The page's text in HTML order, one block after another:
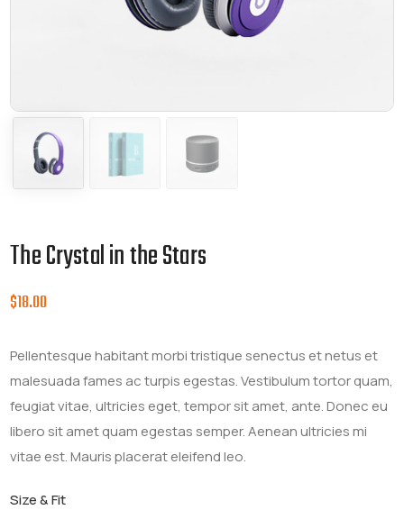
The Crystal in the Stars
$18.00
Pellentesque habitant morbi tristique senectus et netus et
malesuada fames ac turpis egestas. Vestibulum tortor quam,
feugiat vitae, ultricies eget, tempor sit amet, ante. Donec eu
libero sit amet quam egestas semper. Aenean ultricies mi
vitae est. Mauris placerat eleifend leo.
Size & Fit